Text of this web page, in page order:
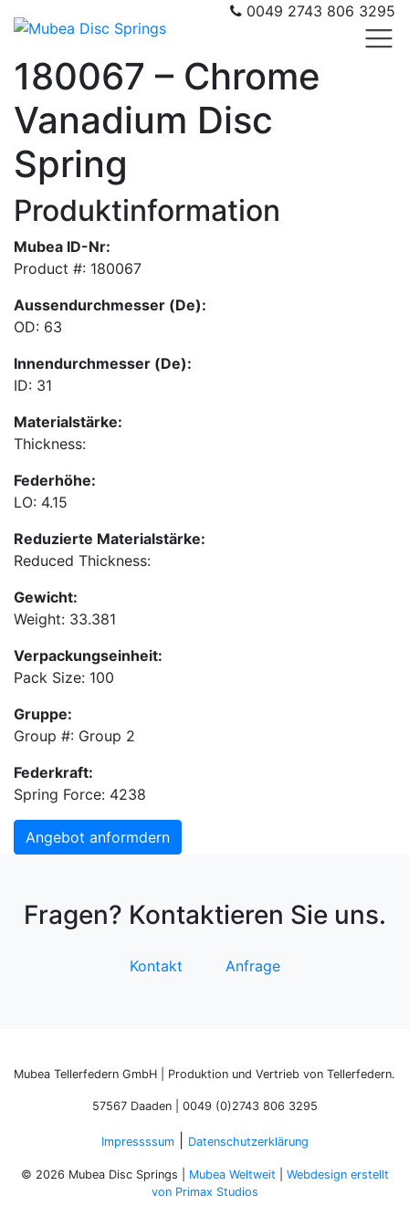
0049 2743 806 3295
180067 – Chrome
Vanadium Disc
Spring
Produktinformation
Mubea ID-Nr:
Product #: 180067
Aussendurchmesser (De):
OD: 63
Innendurchmesser (De):
ID: 31
Materialstärke:
Thickness:
Federhöhe:
LO: 4.15
Reduzierte Materialstärke:
Reduced Thickness:
Gewicht:
Weight: 33.381
Verpackungseinheit:
Pack Size: 100
Gruppe:
Group #: Group 2
Federkraft:
Spring Force: 4238
Angebot anformdern
Fragen? Kontaktieren Sie uns.
Kontakt Anfrage
Mubea Tellerfedern GmbH | Produktion und Vertrieb von Tellerfedern.
57567 Daaden | 0049 (0)2743 806 3295
Impressssum| Datenschutzerklärung
© 2026 Mubea Disc Springs | Mubea Weltweit
Webdesign erstellt
von Primax Studios